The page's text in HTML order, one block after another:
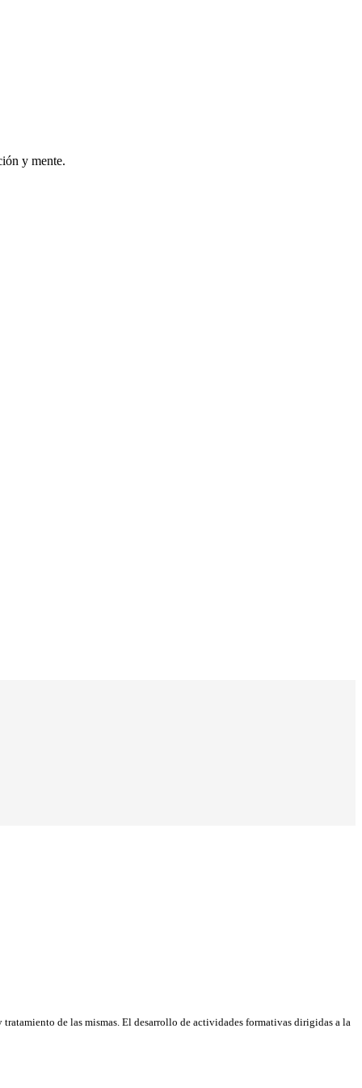
y mente.
de las mismas. El desarrollo de actividades formativas dirigidas a la